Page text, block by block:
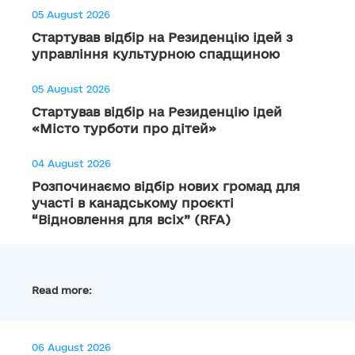
05 August 2026
Стартував відбір на Резиденцію ідей з
управління культурною спадщиною
05 August 2026
Стартував відбір на Резиденцію ідей
«Місто турботи про дітей»
04 August 2026
Розпочинаємо відбір нових громад для
участі в канадському проєкті
“Відновлення для всіх” (RFA)
Read more:
06 August 2026